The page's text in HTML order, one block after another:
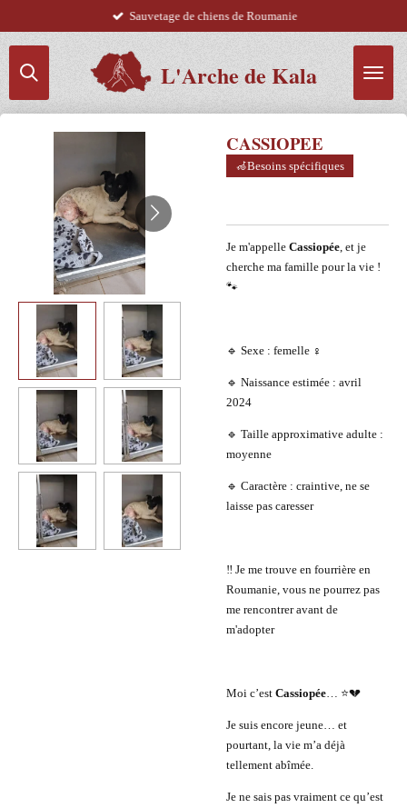
principal
L'Arche de Kala
Sauvetage de chiens de Roumanie
CASSIOPEE
🦽Besoins spécifiques
Je m'appelle Cassiopée , et je
cherche ma famille pour la vie !
🐾
🔹 Sexe : femelle ♀️
🔹 Naissance estimée : avril
2024
🔹 Taille approximative adulte :
moyenne
🔹 Caractère : craintive, ne se
laisse pas caresser
‼️ Je me trouve en fourrière en
Roumanie, vous ne pourrez pas
me rencontrer avant de
m'adopter
Moi c’est Cassiopée … ⭐💔
Je suis encore jeune… et
pourtant, la vie m’a déjà
tellement abîmée.
Je ne sais pas vraiment ce qu’est